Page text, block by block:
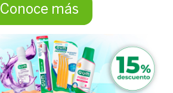
Conoce más